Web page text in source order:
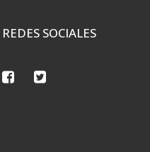
REDES SOCIALES